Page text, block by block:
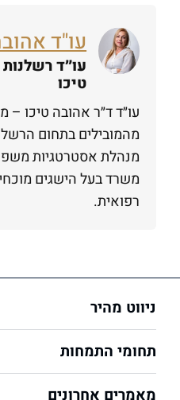
עו"ד
עו״ד
טיכו
עו״ד ד״ר אהובה טיכו
מהמובילים בתחום
מנהלת אסטרטגיות
משרד בעל הישגים
רפואית.
ניווט מהיר
תחומי התמחות
מאמרים אחרונים